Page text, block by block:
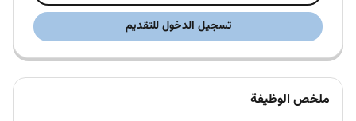
تسجيل الدخول للتقديم
ملخص الوظيفة